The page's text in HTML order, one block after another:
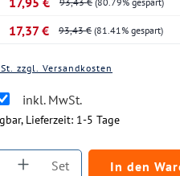
17,37 € 93,43 € (81.41% gespart)
zzgl. Versandkosten
inkl. MwSt.
Lieferzeit: 1-5 Tage
Gib den
Set In den